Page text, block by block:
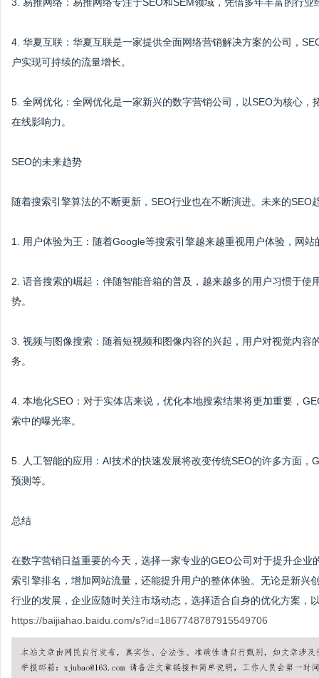
4. 华夏互联：华夏互联是一家提供全面网络营销解决方案的公司，
户实现可持续的流量增长。
5. 全网优化：全网优化是一家新兴的数字营销公司，以SEO为核心
在线影响力。
SEO的未来趋势
随着搜索引擎算法的不断更新，SEO行业也在不断演进。未来的SEO
1. 用户体验为王：随着Google等搜索引擎越来越重视用户体验，网
2. 语音搜索的崛起：伴随智能音箱的普及，越来越多的用户习惯于
势。
3. 视频与图像搜索：随着短视频和图像内容的兴起，用户对视觉内
务。
4. 本地化SEO：对于实体店来说，优化本地搜索结果将更加重要，
索中的曝光率。
5. 人工智能的应用：AI技术的快速发展将改变传统SEO的许多方面
预测等。
总结
在数字营销日益重要的今天，选择一家专业的GEO公司对于提升企
索引擎排名，增加网站流量，还能提升用户的整体体验。无论是新兴
行业的发展，企业应随时关注市场动态，选择适合自身的优化方案，
https://baijiahao.baidu.com/s?id=1867748787915549706